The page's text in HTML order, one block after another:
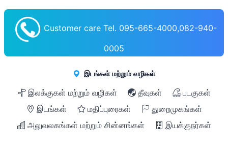
Customer care Tel. 095-665-4000,082-940-
0005
இடங்கள் மற்றும் வழிகள்
இலக்குகள் மற்றும் வழிகள் தீவுகள்
படகுகள்
இடங்கள்
மதிப்புரைகள்
துறைமுகங்கள்
அலுவலகங்கள் மற்றும் சின்னங்கள்
இயக்குநர்கள்